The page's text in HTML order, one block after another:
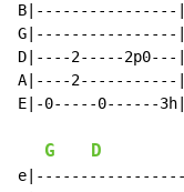
G|----------------
D|----2-----
A|----2-----------
E|-0-----0------
G D